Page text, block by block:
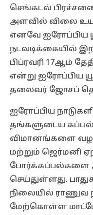
செங்கடல்
அளவில் விலை
எனவே ஐரோப்பிய
நடவடிக்கையில்
பிப்ரவரி 17ஆம்
என்று ஐரோப்பிய
தலைவர் ஜோசப்
ஐரோப்பிய
தங்களுடைய
விமானங்களை
மற்றும் ஜெர்மனி
போர்க்கப்பல்களை
செய்துள்ளது.
நிலையில்
மேற்கொள்ள